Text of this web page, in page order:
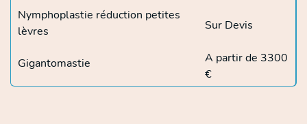
Nymphoplastie réduction petites
lèvres
Sur Devis
Gigantomastie
A partir de 3300
€